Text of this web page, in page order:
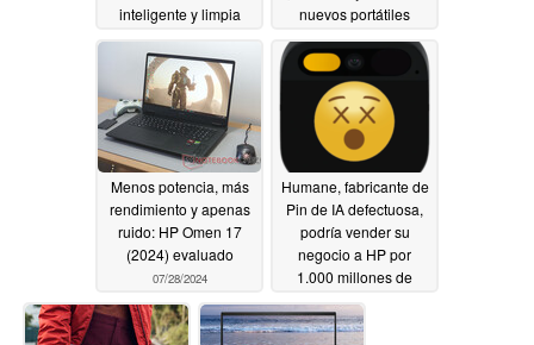
inteligente y limpia
09/25/2024
nuevos portátiles
09/24/2024
Menos potencia, más
rendimiento y apenas
ruido: HP Omen 17
(2024) evaluado
07/28/2024
Humane, fabricante de
Pin de IA defectuosa,
podría vender su
negocio a HP por
1.000 millones de
06/07/2024